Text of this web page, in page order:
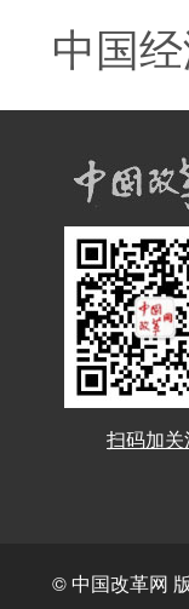
中国
扫码加关
© 中国改革网